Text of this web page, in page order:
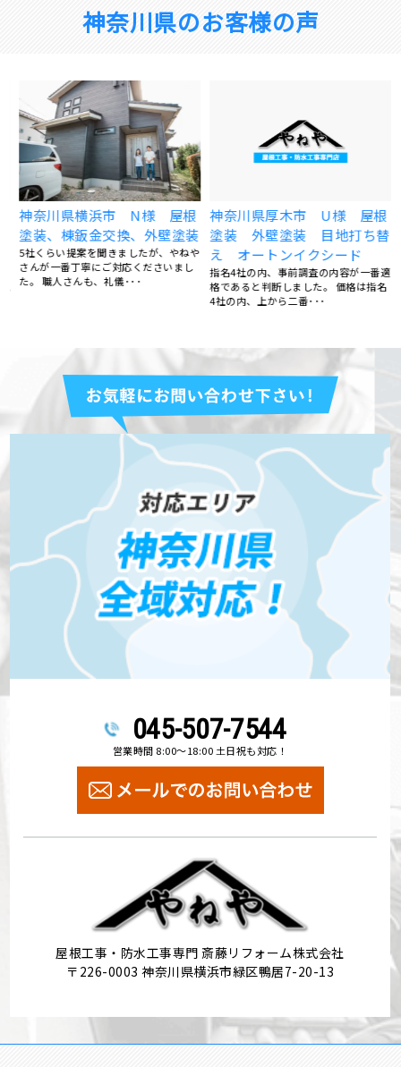
神奈川県のお客様の声
神奈川県横浜市 N様 屋根
塗装、棟鈑金交換、外壁塗装
5社くらい提案を聞きましたが、やねや
さんが一番丁寧にご対応くださいまし
た。 職人さんも、礼儀･･･
神奈川県厚木市 U様 屋根
塗装 外壁塗装 目地打ち替
え オートンイクシード
指名4社の内、事前調査の内容が一番適
格であると判断しました。 価格は指名
4社の内、上から二番･･･
045-507-7544
営業時間 8:00～18:00 土日祝も対応！
屋根工事・防水工事専門 斎藤リフォーム株式会社
〒226-0003 神奈川県横浜市緑区鴨居7-20-13